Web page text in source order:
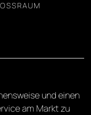
H
und einen
am Markt zu